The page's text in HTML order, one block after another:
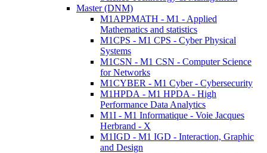
Master (DNM)
M1APPMATH - M1 - Applied
Mathematics and statistics
M1CPS - M1 CPS - Cyber Physical
Systems
M1CSN - M1 CSN - Computer Science
for Networks
M1CYBER - M1 Cyber - Cybersecurity
M1HPDA - M1 HPDA - High
Performance Data Analytics
M1I - M1 Informatique - Voie Jacques
Herbrand - X
M1IGD - M1 IGD - Interaction, Graphic
and Design